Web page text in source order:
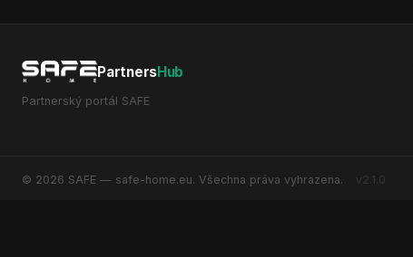
PartnersHub
Partnerský portál SAFE
© 2026 SAFE — safe-home.eu. Všechna práva vyhrazena. v2.1.0